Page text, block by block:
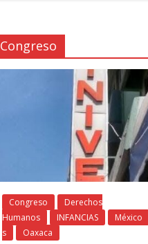
Congreso
Congreso
Derechos
Humanos
INFANCIAS México
s
Oaxaca